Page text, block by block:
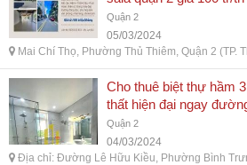
thủ thiêm, quận 2 (tp.
Quận 2
05/03/2024
Mai Chí Thọ, Phường Thủ Thiêm, Quận 2 (TP.
Cho thuê biệt thự hầm
thất hiện đại ngay
chỉ: đường lê hữu kiều,
quận 2, hồ chí minh
Quận 2
04/03/2024
Địa chỉ: Đường Lê Hữu Kiều, Phường Bình